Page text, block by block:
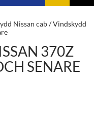
Nissan cab/ Vindskydd
370Z
SENARE